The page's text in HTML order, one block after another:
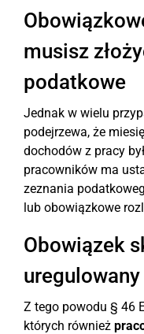
musisz
podatkowe
Jednak w wielu
podejrzewa, że
dochodów z pracy
pracowników ma
zeznania
lub obowiązkowe
Obowiązek
Z tego powodu § 46
których również